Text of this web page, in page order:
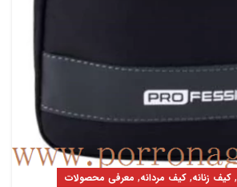
, کیف زنانه, کیف مردانه, معرفی محصولات